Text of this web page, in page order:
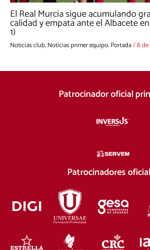
El Real Murcia sigue acumulando
calidad y empata ante el Albacete
1)
Noticias club,Noticias primer equipo,Portada/8
Patrocinador oficial
Patrocinadores